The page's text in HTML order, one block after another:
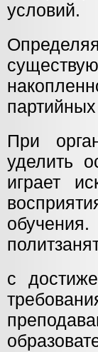
условий.
При
уделить
играет
с